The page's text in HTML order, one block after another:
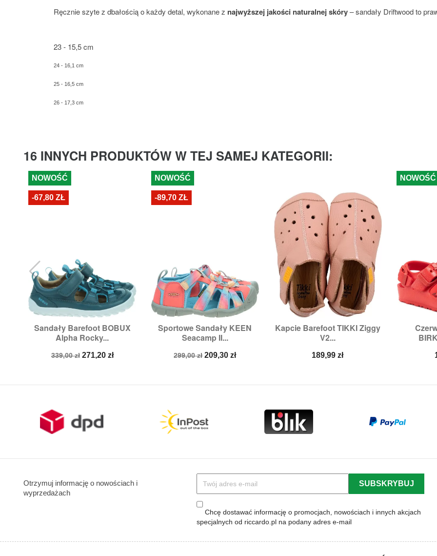
Ręcznie szyte z dbałością o każdy detal, wykonane z najwyższej jakości naturalnej skóry– sandały Driftwood to
23 - 15,5 cm
24 - 16,1 cm
25 - 16,5 cm
26 - 17,3 cm
16 INNYCH PRODUKTÓW W TEJ SAMEJ KATEGORII:
Sandały Barefoot BOBUX
Alpha Rocky...
Cena
339,00 zł Cena
271,20 zł
Szybki podgląd
Rozmiary:29,30
NOWOŚĆ
-67,80 ZŁ
Sportowe Sandały KEEN
Seacamp II...
Cena
299,00 zł Cena
209,30 zł
Szybki podgląd
Rozmiary:35,37
NOWOŚĆ
-89,70 ZŁ
Kapcie Barefoot TIKKI Ziggy
V2...
Cena
189,99 zł
Szybki podgląd
Rozmiary:21,

NOWOŚĆ
Otrzymuj informację o nowościach i
wyprzedażach
Chcę dostawać informację o promocjach, nowościach i innych akcjach
specjalnych od riccardo.pl na podany adres e-mail